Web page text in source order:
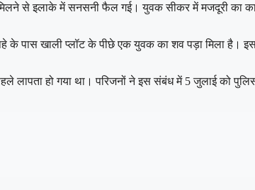
से इलाके में सनसनी फैल गई। युवक सीकर में मजदूरी का काम
के पास खाली प्लॉट के पीछे एक युवक का शव पड़ा मिला
हो गया था। परिजनों ने इस संबंध में 5 जुलाई को पुलिस